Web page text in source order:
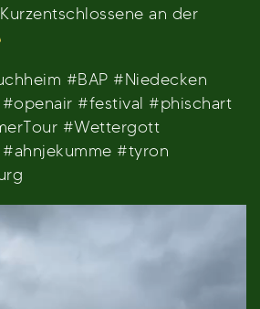
an der
#BAP #Niedecken
#openair #festival #phischart
#Wettergott
#tyron